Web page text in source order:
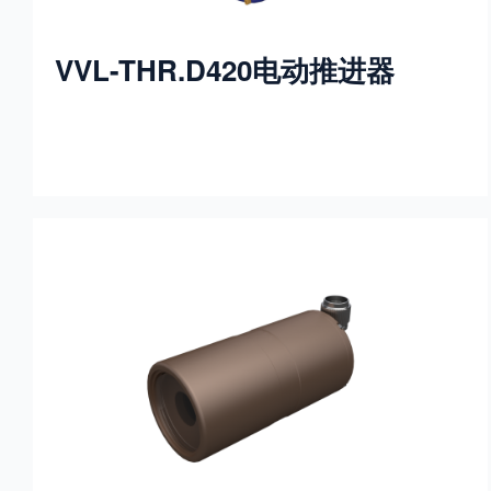
VVL-THR.D420电动推进器